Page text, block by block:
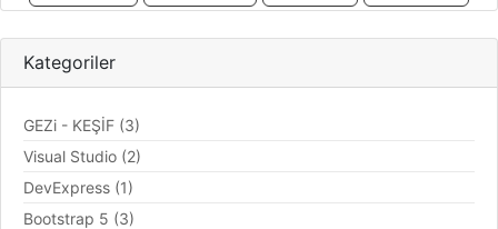
Kategoriler
GEZi - KEŞİF (3)
Visual Studio (2)
DevExpress (1)
Bootstrap 5 (3)